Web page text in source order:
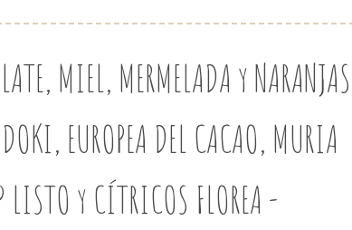
MIEL, MERMELADA y NARANJAS
EUROPEA DEL CACAO, MURIA
LISTO y CÍTRICOS FLOREA -